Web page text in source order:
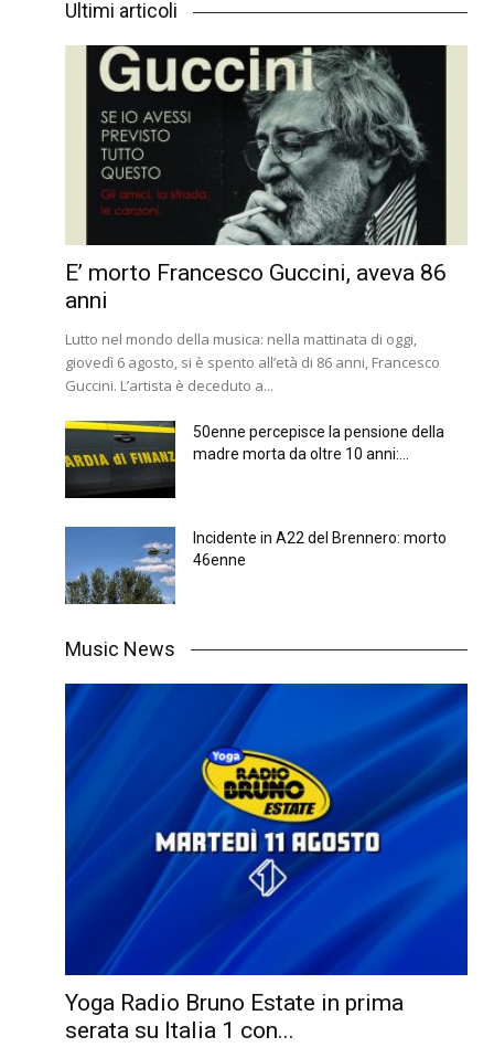
Ultimi articoli
E’ morto Francesco Guccini, aveva 86
anni
Lutto nel mondo della musica: nella mattinata di oggi,
giovedì 6 agosto, si è spento all’età di 86 anni, Francesco
Guccini. L’artista è deceduto a...
50enne percepisce la pensione della
madre morta da oltre 10 anni:...
Incidente in A22 del Brennero: morto
46enne
Music News
Yoga Radio Bruno Estate in prima
serata su Italia 1 con...